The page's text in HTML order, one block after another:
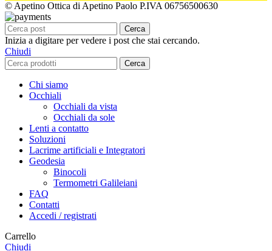
© Apetino Ottica di Apetino Paolo P.IVA 06756500630
Cerca
Inizia a digitare per vedere i post che stai cercando.
Chiudi
Cerca
Chi siamo
Occhiali
Occhiali da vista
Occhiali da sole
Lenti a contatto
Soluzioni
Lacrime artificiali e Integratori
Geodesia
Binocoli
Termometri Galileiani
FAQ
Contatti
Accedi / registrati
Carrello
Chiudi